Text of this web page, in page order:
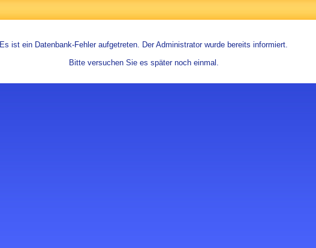
Es ist ein Datenbank-Fehler aufgetreten. Der Administrator wurde bereits informiert.
Bitte versuchen Sie es später noch einmal.